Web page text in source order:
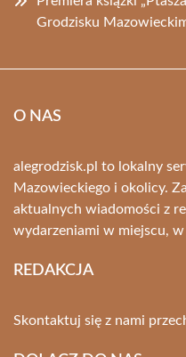
Grodzisku
O NAS
alegrodzisk.pl to lokalny
Mazowieckiego i okolicy.
aktualnych wiadomości z
wydarzeniami w miejscu,
REDAKCJA
Skontaktuj się z nami